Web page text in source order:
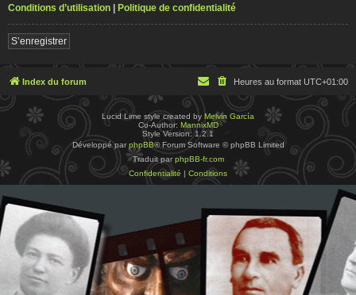
Conditions d’utilisation | Politique de confidentialité
S’enregistrer
Index du forum Heures au format UTC+01:00
Lucid Lime style created by Melvin García
Co-Author: MannixMD
Style Version: 1.2.1
Développé par phpBB® Forum Software © phpBB Limited
Traduit par phpBB-fr.com
Confidentialité | Conditions